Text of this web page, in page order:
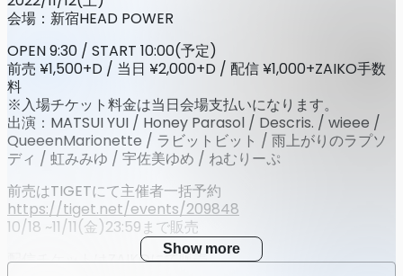
会場：新宿HEAD POWER
OPEN 9:30 / START 10:00(予定)
前売 ¥1,500+D / 当日 ¥2,000+D / 配信 ¥1,000+ZAIKO手数
料
※入場チケット料金は当日会場支払いになります。
出演：MATSUI YUI / Honey Parasol / Descris. / wieee /
QueeenMarionette / ラビットビット / 雨上がりのラプソ
ディ / 虹みみゆ / 宇佐美ゆめ / ねむりーぷ
前売はTIGETにて主催者一括予約
https://tiget.net/events/209848
10/18 ~11/11(金)23:59まで販売
配信チケットはZAIKOにて販売
Show more